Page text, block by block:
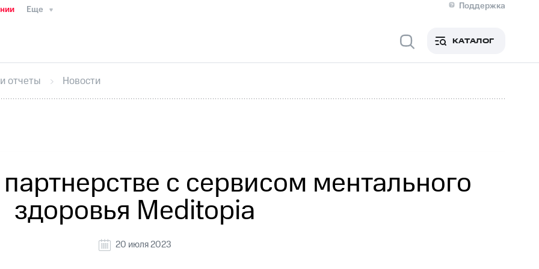
Еще
Поддержка
Медиа-центр
ИнтервьюФинансовая отчетностьКонтактыНовости в регионе
секретарьРаскрытие информации
кабинет акционераАкционерный капиталКонтроль и аудитРынок акций
КАТАЛОГ
отчеты Новости
с сервисом ментального
здоровья Meditopia
20 июля 2023